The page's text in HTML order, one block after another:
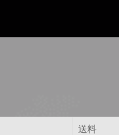
送料